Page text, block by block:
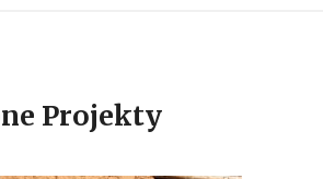
Projekty